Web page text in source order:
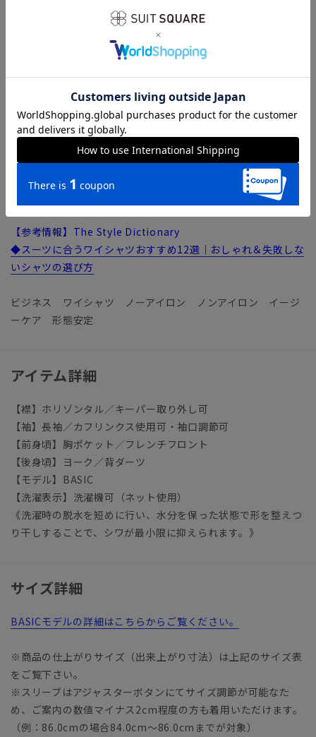
柔らかな肌触りのコットン100％使用。さらに伸縮性に優れた
【機能】
NON IRON（ノンアイロン）／言葉通り“アイロン掛けが不
要”な、画期的な『NON IRON』ドレスシャツです。コットン
100％のソフトな風合いはそのままに機能性を高めました。脇
やアームホールなどのシワになりやすい部分に、薄い芯地を挟
み込んだ特殊な“テープ縫製”を施し補強しました。
【参考情報】The Style Dictionary
◆スーツに合うワイシャツおすすめ12選｜おしゃれ＆失敗しな
いシャツの選び方
ビジネス ワイシャツ ノーアイロン ノンアイロン イージ
ーケア 形態安定
アイテム詳細
【襟】ホリゾンタル／キーパー取り外し可
【袖】長袖／カフリンクス使用可・袖口調節可
【前身頃】胸ポケット／フレンチフロント
【後身頃】ヨーク／背ダーツ
【モデル】BASIC
【洗濯表示】洗濯機可（ネット使用）
《洗濯時の脱水を短めに行い、水分を保った状態で形を整えつ
り干しすることで、シワが最小限に抑えられます。》
サイズ詳細
BASICモデルの詳細はこちらからご覧ください。
※商品の仕上がりサイズ（出来上がり寸法）は上記のサイズ表
をご覧下さい。
※スリーブはアジャスターボタンにてサイズ調節が可能なた
め、ご案内の数値マイナス2cm程度の方も着用いただけます。
（例：86.0cmの場合84.0cm～86.0cmまでが対象）